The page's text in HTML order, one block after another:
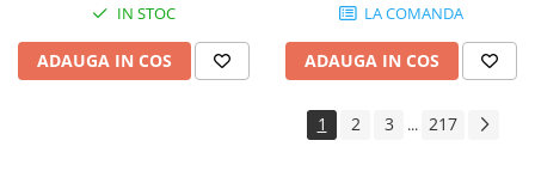
Mixere DJ
IN STOC
ADAUGA IN COS
LA COMANDA
ADAUGA IN COS
1 2 3 ... 217